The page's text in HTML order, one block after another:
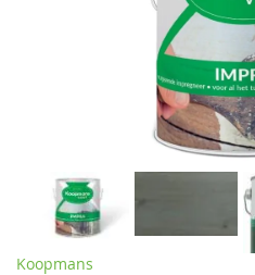
Koopmans